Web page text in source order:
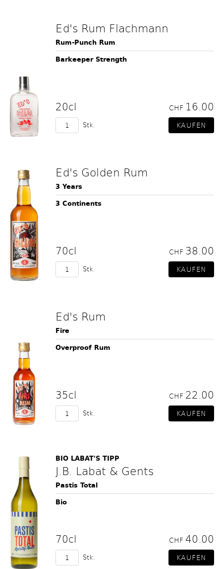
Ed's Rum Flachmann
Rum-Punch Rum
Barkeeper Strength
20cl CHF 16.00
Stk.
Ed's Golden Rum
3 Years
3 Continents
70cl CHF 38.00
Stk.
Ed's Rum
Fire
Overproof Rum
35cl CHF 22.00
Stk.
BIO LABAT'S TIPP
J.B. Labat & Gents
Pastis Total
Bio
70cl CHF 40.00
Stk.